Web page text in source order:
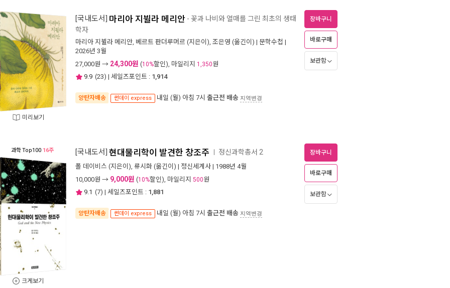
미리보기
[국내도서] 마리아 지뷜라 메리안 - 꽃과 나비와 열매를 그린 최초의 생태
학자
마리아 지뷜라 메리안, 베르트 판더루머르 (지은이), 조은영 (옮긴이) | 문학수첩 |
2026년 3월
27,000원 → 24,300원 (10%할인), 마일리지 1,350원
9.9 (23) | 세일즈포인트 : 1,914
양탄자배송 썬데이 express 내일 (월) 아침 7시 출근전 배송 지역변경
장바구니
바로구매
보관함
과학Top100 16주
크게보기
[국내도서] 현대물리학이 발견한 창조주 정신과학총서 2
폴 데이비스 (지은이), 류시화 (옮긴이) | 정신세계사 | 1988년 4월
10,000원 → 9,000원 (10%할인), 마일리지 500원
9.1 (7) | 세일즈포인트 : 1,881
양탄자배송 썬데이 express 내일 (월) 아침 7시 출근전 배송 지역변경
장바구니
바로구매
보관함